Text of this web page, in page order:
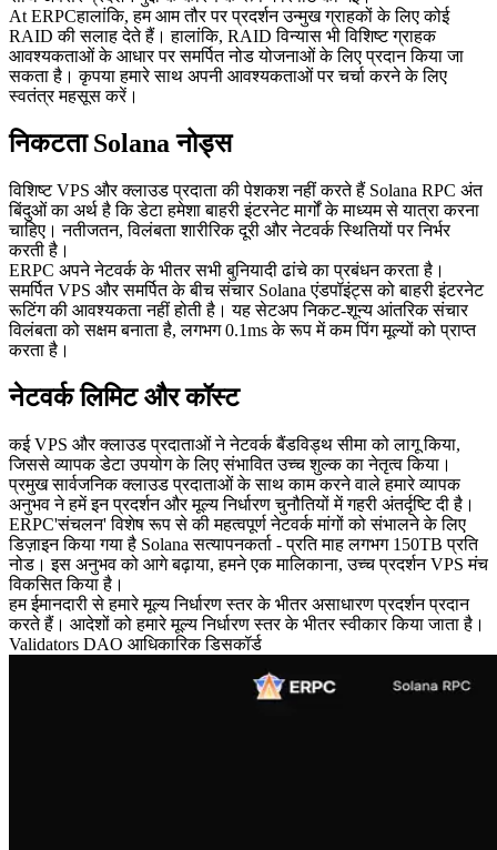
At ERPCहालांकि, हम आम तौर पर प्रदर्शन उन्मुख ग्राहकों के लिए कोई
RAID की सलाह देते हैं। हालांकि, RAID विन्यास भी विशिष्ट ग्राहक
आवश्यकताओं के आधार पर समर्पित नोड योजनाओं के लिए प्रदान किया जा
सकता है। कृपया हमारे साथ अपनी आवश्यकताओं पर चर्चा करने के लिए
स्वतंत्र महसूस करें।
निकटता Solana नोड्स
विशिष्ट VPS और क्लाउड प्रदाता की पेशकश नहीं करते हैं Solana RPC अंत
बिंदुओं का अर्थ है कि डेटा हमेशा बाहरी इंटरनेट मार्गों के माध्यम से यात्रा करना
चाहिए। नतीजतन, विलंबता शारीरिक दूरी और नेटवर्क स्थितियों पर निर्भर
करती है।
ERPC अपने नेटवर्क के भीतर सभी बुनियादी ढांचे का प्रबंधन करता है।
समर्पित VPS और समर्पित के बीच संचार Solana एंडपॉइंट्स को बाहरी इंटरनेट
रूटिंग की आवश्यकता नहीं होती है। यह सेटअप निकट-शून्य आंतरिक संचार
विलंबता को सक्षम बनाता है, लगभग 0.1ms के रूप में कम पिंग मूल्यों को प्राप्त
करता है।
नेटवर्क लिमिट और कॉस्ट
कई VPS और क्लाउड प्रदाताओं ने नेटवर्क बैंडविड्थ सीमा को लागू किया,
जिससे व्यापक डेटा उपयोग के लिए संभावित उच्च शुल्क का नेतृत्व किया।
प्रमुख सार्वजनिक क्लाउड प्रदाताओं के साथ काम करने वाले हमारे व्यापक
अनुभव ने हमें इन प्रदर्शन और मूल्य निर्धारण चुनौतियों में गहरी अंतर्दृष्टि दी है।
ERPC'संचलन' विशेष रूप से की महत्वपूर्ण नेटवर्क मांगों को संभालने के लिए
डिज़ाइन किया गया है Solana सत्यापनकर्ता - प्रति माह लगभग 150TB प्रति
नोड। इस अनुभव को आगे बढ़ाया, हमने एक मालिकाना, उच्च प्रदर्शन VPS मंच
विकसित किया है।
हम ईमानदारी से हमारे मूल्य निर्धारण स्तर के भीतर असाधारण प्रदर्शन प्रदान
करते हैं। आदेशों को हमारे मूल्य निर्धारण स्तर के भीतर स्वीकार किया जाता है।
Validators DAO आधिकारिक डिसकॉर्ड